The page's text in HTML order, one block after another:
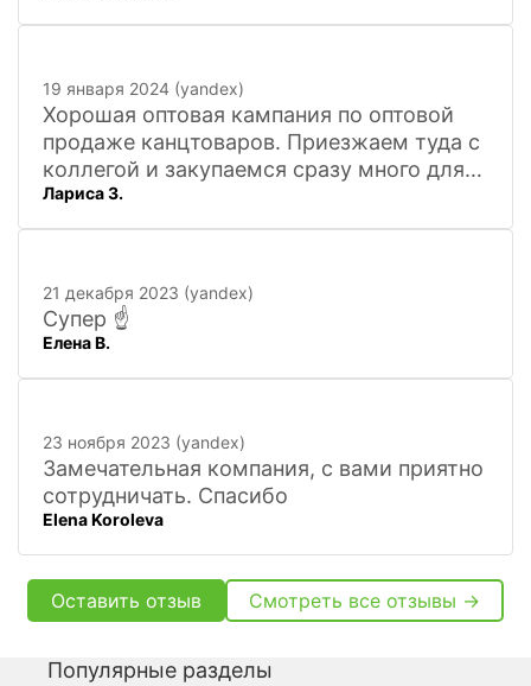
19 января 2024 (yandex)
Хорошая оптовая кампания по оптовой
продаже канцтоваров. Приезжаем туда с
коллегой и закупаемся сразу много для
офиса. Удобно. Есть практически всё, что
нужно, и по хорошим ценам. Вежливый
искать
Лариса З.
21 декабря 2023 (yandex)
Супер ☝️
Елена В.
23 ноября 2023 (yandex)
Замечательная компания, с вами приятно
сотрудничать. Спасибо
Elena Koroleva
Оставить отзыв Смотреть все отзывы →
Популярные разделы